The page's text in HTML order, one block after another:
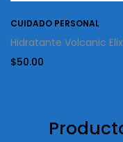
CUIDADO PERSONAL
Hidratante Volcanic
$50.00